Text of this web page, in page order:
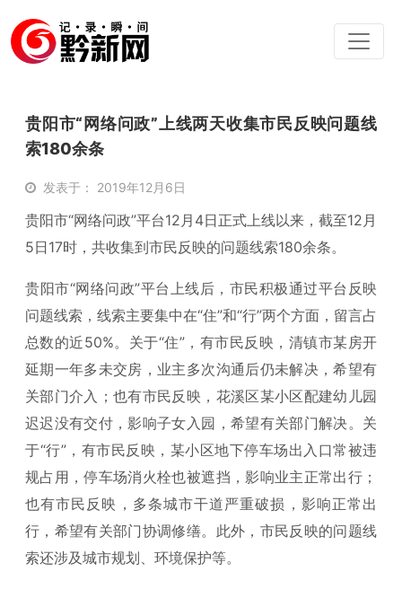
贵阳市“网络问政”上线两天收集市民反映问题线
索180余条
发表于： 2019年12月6日
贵阳市“网络问政”平台12月4日正式上线以来，截至12月
5日17时，共收集到市民反映的问题线索180余条。
贵阳市“网络问政”平台上线后，市民积极通过平台反映
问题线索，线索主要集中在“住”和“行”两个方面，留言占
总数的近50%。关于“住”，有市民反映，清镇市某房开
延期一年多未交房，业主多次沟通后仍未解决，希望有
关部门介入；也有市民反映，花溪区某小区配建幼儿园
迟迟没有交付，影响子女入园，希望有关部门解决。关
于“行”，有市民反映，某小区地下停车场出入口常被违
规占用，停车场消火栓也被遮挡，影响业主正常出行；
也有市民反映，多条城市干道严重破损，影响正常出
行，希望有关部门协调修缮。此外，市民反映的问题线
索还涉及城市规划、环境保护等。